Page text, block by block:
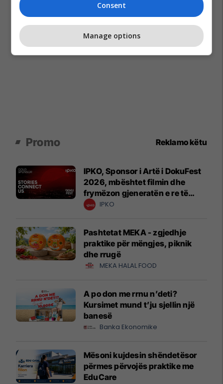
Promo Reklamo këtu
IPKO, Sponsor i Artë i DokuFest
2026, mbështet filmin dhe
frymëzon gjeneratën e re të
krijuesve
IPKO
Pashtetat MEKA - zgjedhje
praktike për mëngjes, piknik
dhe rrugë
MEKA HALAL FOOD
A po don me rrnu n’deti?
Kursimet mund t’ju sjellin një
banesë
Banka Ekonomike
Mësoni kujdesin shëndetësor
përmes përvojës praktike me
EduCare
Consent
Manage options